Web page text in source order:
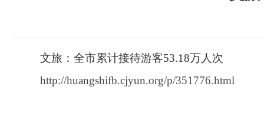
文旅：全市累计接待游客53.18万人次
http://huangshifb.cjyun.org/p/351776.html